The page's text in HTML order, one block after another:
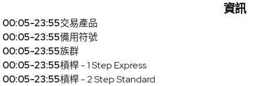
00:05-23:55
00:05-23:55
00:05-23:55
00:05-23:55
00:05-23:55
資訊
交易產品
備用符號
族群
槓桿 - 1 Step Express
槓桿 - 2 Step Standard